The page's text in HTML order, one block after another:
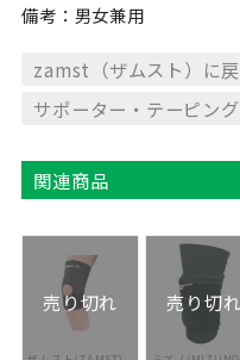
備考：男女兼用
zamst（ザムスト）に
サポーター・テーピン
関連商品
売り切れ 売り切れ